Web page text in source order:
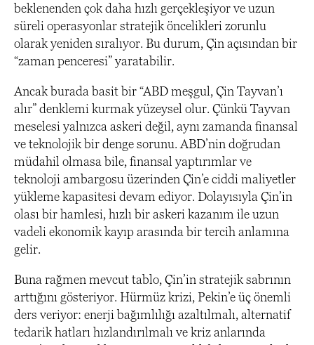
beklenenden çok daha hızlı gerçekleşiyor ve uzun
süreli operasyonlar stratejik öncelikleri zorunlu
olarak yeniden sıralıyor. Bu durum, Çin açısından bir
“zaman penceresi” yaratabilir.
Ancak burada basit bir “ABD meşgul, Çin Tayvan’ı
alır” denklemi kurmak yüzeysel olur. Çünkü Tayvan
meselesi yalnızca askeri değil, aynı zamanda finansal
ve teknolojik bir denge sorunu. ABD’nin doğrudan
müdahil olmasa bile, finansal yaptırımlar ve
teknoloji ambargosu üzerinden Çin’e ciddi maliyetler
yükleme kapasitesi devam ediyor. Dolayısıyla Çin’in
olası bir hamlesi, hızlı bir askeri kazanım ile uzun
vadeli ekonomik kayıp arasında bir tercih anlamına
gelir.
Buna rağmen mevcut tablo, Çin’in stratejik sabrının
arttığını gösteriyor. Hürmüz krizi, Pekin’e üç önemli
ders veriyor: enerji bağımlılığı azaltılmalı, alternatif
tedarik hatları hızlandırılmalı ve kriz anlarında